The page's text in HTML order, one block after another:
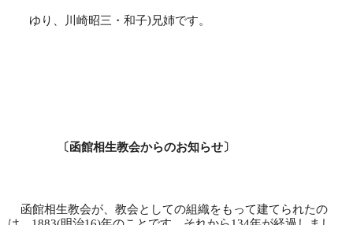
ゆり、川崎昭三・和子)兄姉です。
〔函館相生教会からのお知らせ〕
函館相生教会が、教会としての組織をもって建てられたの